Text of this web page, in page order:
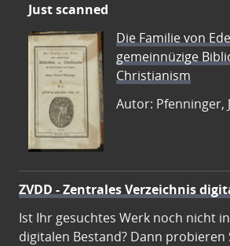
Just scanned
Die Familie von
gemeinnüzige
Christianism
Autor: Pfenninger,
ZVDD - Zentrales Verzeichnis
Ist Ihr gesuchtes Werk noch nicht
digitalen Bestand? Dann probieren